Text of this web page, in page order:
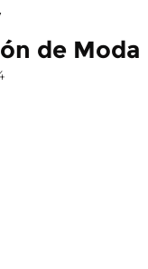
de Moda